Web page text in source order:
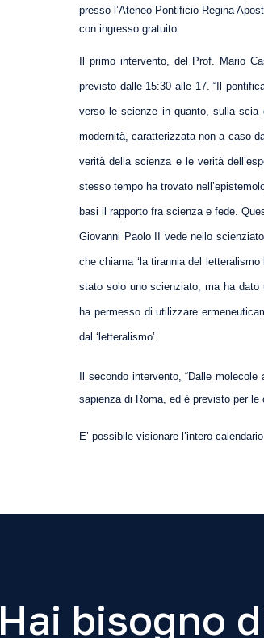
presso l’Ateneo Pontificio Regina
con ingresso gratuito.
Il primo intervento, del Prof. Mario
previsto dalle 15:30 alle 17. “Il
verso le scienze in quanto, sulla scia
modernità, caratterizzata non a caso
verità della scienza e le verità
stesso tempo ha trovato
basi il rapporto fra scienza e fede.
Giovanni Paolo II vede nello
che chiama ‘la tirannia del
stato solo uno scienziato, ma ha dato
ha permesso di utilizzare
dal ‘letteralismo’.
Il secondo intervento, “Dalle
sapienza di Roma, ed è previsto per le
E’ possibile visionare l’intero
Hai bisogno